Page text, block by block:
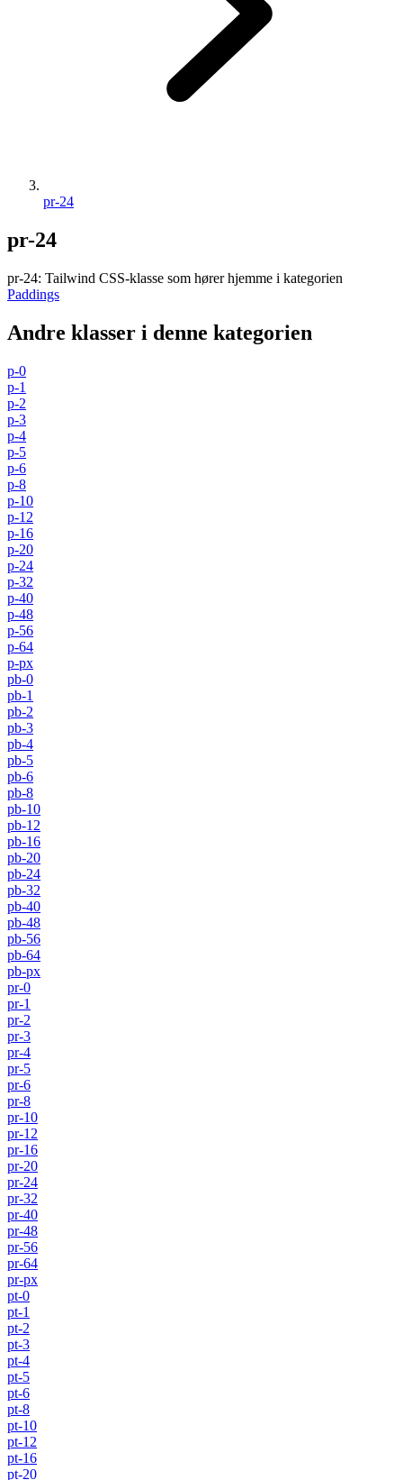
pr-24
pr-24
pr-24: Tailwind CSS-klasse som hører hjemme i kategorien
Paddings
Andre klasser i denne kategorien
p-0
p-1
p-2
p-3
p-4
p-5
p-6
p-8
p-10
p-12
p-16
p-20
p-24
p-32
p-40
p-48
p-56
p-64
p-px
pb-0
pb-1
pb-2
pb-3
pb-4
pb-5
pb-6
pb-8
pb-10
pb-12
pb-16
pb-20
pb-24
pb-32
pb-40
pb-48
pb-56
pb-64
pb-px
pr-0
pr-1
pr-2
pr-3
pr-4
pr-5
pr-6
pr-8
pr-10
pr-12
pr-16
pr-20
pr-24
pr-32
pr-40
pr-48
pr-56
pr-64
pr-px
pt-0
pt-1
pt-2
pt-3
pt-4
pt-5
pt-6
pt-8
pt-10
pt-12
pt-16
pt-20